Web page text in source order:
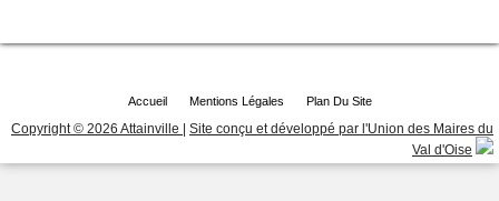
Accueil Mentions Légales Plan Du Site
Copyright © 2026 Attainville | Site conçu et développé par l'Union des Maires du
Val d'Oise